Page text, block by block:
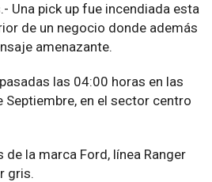
Una pick up fue incendiada esta
de un negocio donde además
amenazante.
las 04:00 horas en las
Septiembre, en el sector centro
de la marca Ford, línea Ranger
gris.